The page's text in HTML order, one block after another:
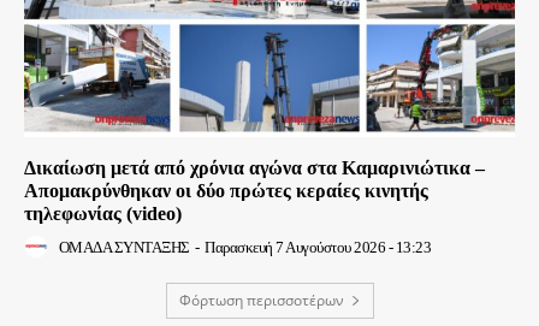
Δικαίωση μετά από χρόνια αγώνα στα Καμαρινιώτικα –
Απομακρύνθηκαν οι δύο πρώτες κεραίες κινητής
τηλεφωνίας (video)
ΟΜΑΔΑ ΣΥΝΤΑΞΗΣ - Παρασκευή 7 Αυγούστου 2026 - 13:23
Φόρτωση περισσοτέρων